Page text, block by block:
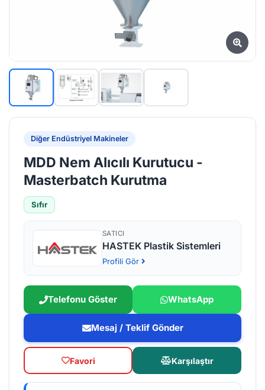
Diğer Endüstriyel Makineler
MDD Nem Alıcılı Kurutucu -
Masterbatch Kurutma
Sıfır
SATICI
HASTEK Plastik Sistemleri
Profili Gör
Telefonu Göster WhatsApp
Mesaj / Teklif Gönder
Favori Karşılaştır